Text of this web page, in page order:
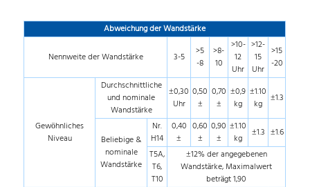
Abweichung der Wandstärke
Nennweite der Wandstärke 3-5
>5
-8
>8-
10
>10-
12
Uhr
>12-
15
Uhr
>15
-20
Gewöhnliches
Niveau
Durchschnittliche
und nominale
Wandstärke
±0,30
Uhr
0,50
±
0,70
±
±0,9
kg
±1.10
kg ±1.3
Beliebige &
nominale
Wandstärke
Nr.
H14
0,40
±
0,60
±
0,90
±
±1.10
kg
±1.3 ±1.6
T5A,
T6,
T10
±12% der angegebenen
Wandstärke, Maximalwert
beträgt 1,90